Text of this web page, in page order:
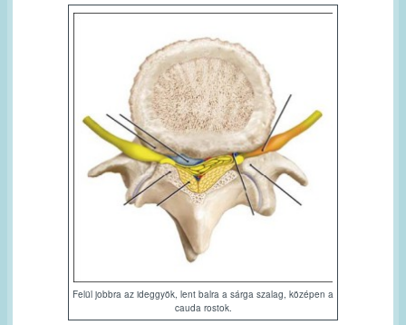
Felül jobbra az ideggyök, lent balra a sárga szalag, középen a
cauda rostok.